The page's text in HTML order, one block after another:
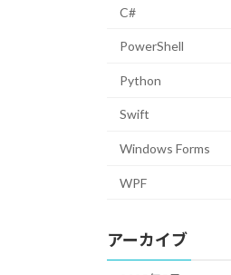
C#
PowerShell
Python
Swift
Windows Forms
WPF
アーカイブ